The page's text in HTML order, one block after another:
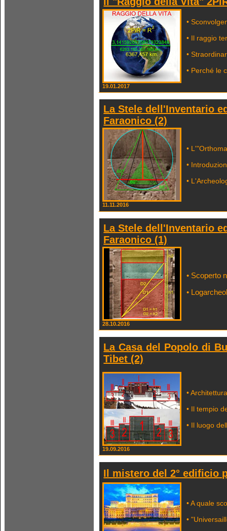
•
• Il raggio
•
• Perché le
19.01.2017
La Stele dell'Inventario
Faraonico (2)
•
•
•
11.11.2016
La Stele dell'Inventario
Faraonico (1)
• Scoperto
•
28.10.2016
La Casa del Popolo di
Tibet (2)
•
• Il tempio
• Il luogo
19.09.2016
Il mistero del 2° edificio
• A quale
•